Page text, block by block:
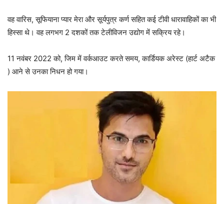
वह वारिस, सूफियाना प्यार मेरा और सूर्यपुत्र कर्ण सहित कई टीवी धारावाहिकों का भी
हिस्सा थे। वह लगभग 2 दशकों तक टेलीविजन उद्योग में सक्रिय रहे।
11 नवंबर 2022 को, जिम में वर्कआउट करते समय, कार्डियक अरेस्ट (हार्ट अटैक
) आने से उनका निधन हो गया।